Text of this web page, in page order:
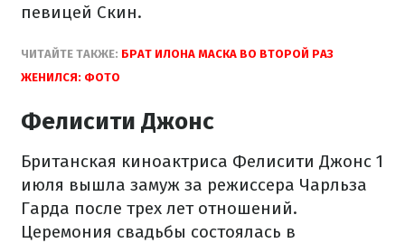
певицей Скин.
ЧИТАЙТЕ ТАКЖЕ: БРАТ ИЛОНА МАСКА ВО ВТОРОЙ РАЗ
ЖЕНИЛСЯ: ФОТО
Фелисити Джонс
Британская киноактриса Фелисити Джонс 1
июля вышла замуж за режиссера Чарльза
Гарда после трех лет отношений.
Церемония свадьбы состоялась в